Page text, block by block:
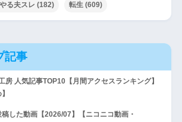
る夫スレ (182) 転生(609)
記事
房 人気記事TOP10【月間アクセスランキング】
稿した動画【2026/07】【ニコニコ動画・